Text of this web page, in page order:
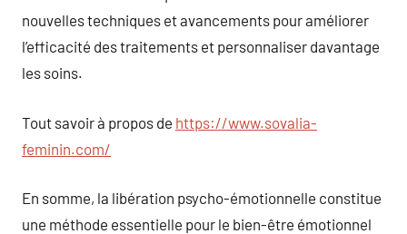
nouvelles techniques et avancements pour améliorer
l’efficacité des traitements et personnaliser davantage
les soins.
Tout savoir à propos de https://www.sovalia-
feminin.com/
En somme, la libération psycho-émotionnelle constitue
une méthode essentielle pour le bien-être émotionnel